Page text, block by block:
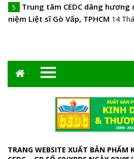
5
Trung tâm CEDC dâng
niệm Liệt sĩ Gò Vấp, TPHCM 14
TRANG WEBSITE XUẤT BẢN PHẨM